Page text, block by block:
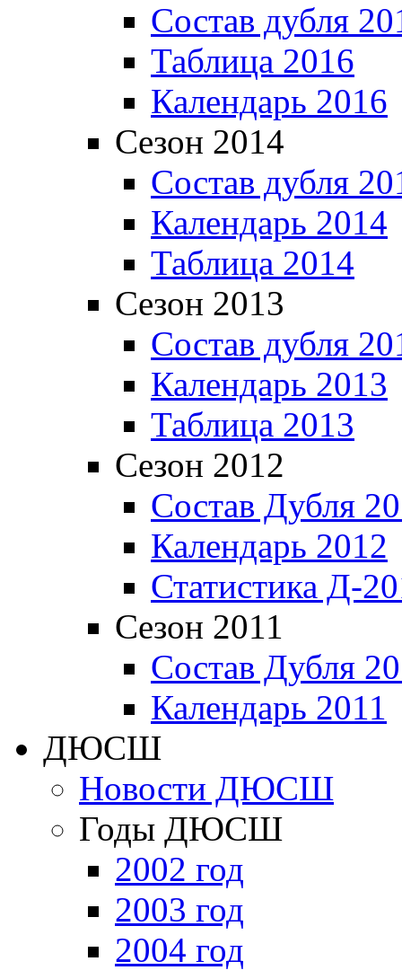
Состав дубля
Таблица 2016
Календарь 2016
Сезон 2014
Состав дубля
Календарь 2014
Таблица 2014
Сезон 2013
Состав дубля
Календарь 2013
Таблица 2013
Сезон 2012
Состав Дубля
Календарь 2012
Статистика Д-
Сезон 2011
Состав Дубля
Календарь 2011
ДЮСШ
Новости ДЮСШ
Годы ДЮСШ
2002 год
2003 год
2004 год